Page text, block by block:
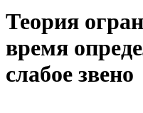
Теория
время
слабое звено